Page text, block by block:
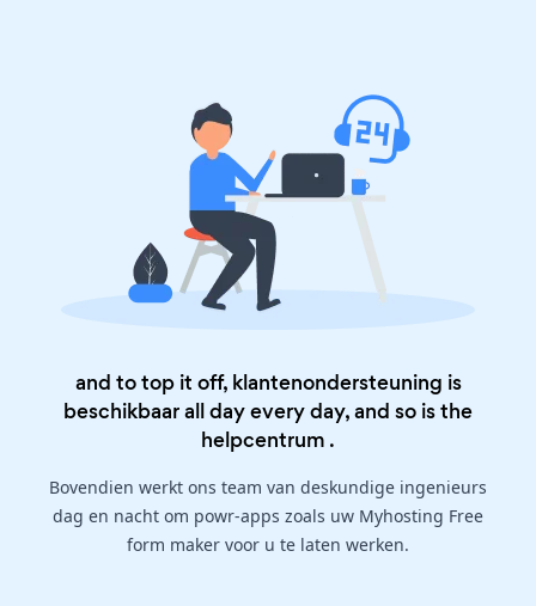
and to top it off, klantenondersteuning is
beschikbaar all day every day, and so is the
helpcentrum .
Bovendien werkt ons team van deskundige ingenieurs
dag en nacht om powr-apps zoals uw Myhosting Free
form maker voor u te laten werken.